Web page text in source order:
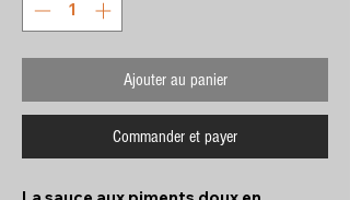
Ajouter au panier
Commander et payer